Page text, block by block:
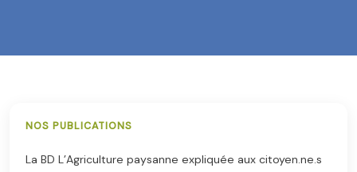
NOS PUBLICATIONS
La BD L’Agriculture paysanne expliquée aux citoyen.ne.s